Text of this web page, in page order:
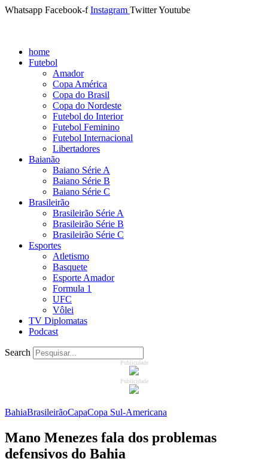
Whatsapp Facebook-f Instagram TwitterYoutube
home
Futebol
Amador
Copa América
Copa do Brasil
Copa do Nordeste
Futebol do Interior
Futebol Feminino
Futebol Internacional
Libertadores
Baianão
Baiano Série A
Baiano Série B
Baiano Série C
Brasileirão
Brasileirão Série A
Brasileirão Série B
Brasileirão Série C
Esportes
Atletismo
Basquete
Esporte Amador
Formula 1
UFC
Vôlei
TV Diplomatas
Podcast
Search
Publicidade
Publicidade
BahiaBrasileirãoCapaCopa Sul-Americana
Mano Menezes fala dos problemas
defensivos do Bahia